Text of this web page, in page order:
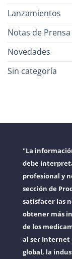
Lanzamientos
Notas de Prensa
Novedades
Sin categoría
"La
debe
profesional y
sección de
satisfacer las
obtener más
de los
al ser Internet
global, la